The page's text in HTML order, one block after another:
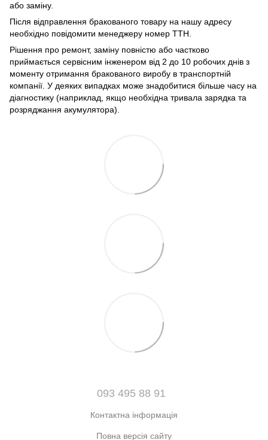
або заміну.
Після відправлення бракованого товару на нашу адресу
необхідно повідомити менеджеру номер ТТН.
Рішення про ремонт, заміну повністю або частково
приймається сервісним інженером від 2 до 10 робочих днів з
моменту отримання бракованого виробу в транспортній
компанії. У деяких випадках може знадобитися більше часу на
діагностику (наприклад, якщо необхідна тривала зарядка та
розряджання акумулятора).
093 495 88 91
Контактна інформація
Повна версія сайту